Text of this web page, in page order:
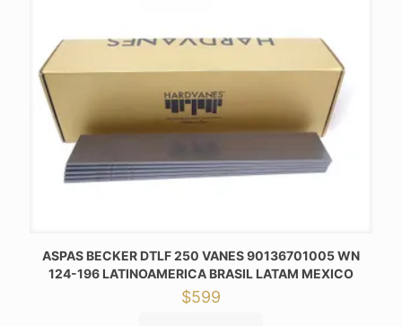
ASPAS BECKER DTLF 250 VANES 90136701005 WN
124-196 LATINOAMERICA BRASIL LATAM MEXICO
$599